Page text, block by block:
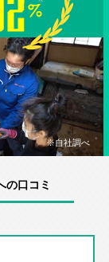
※自社調べ
の口コミ